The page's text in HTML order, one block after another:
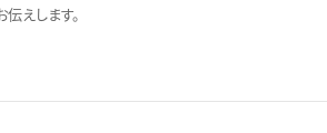
えします。